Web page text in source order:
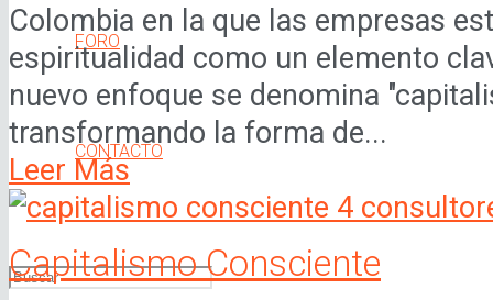
FORO
CONTACTO
Colombia en la que las empresas
espiritualidad como un elemento
nuevo enfoque se denomina
transformando la forma de...
Leer Más
Capitalismo Consciente